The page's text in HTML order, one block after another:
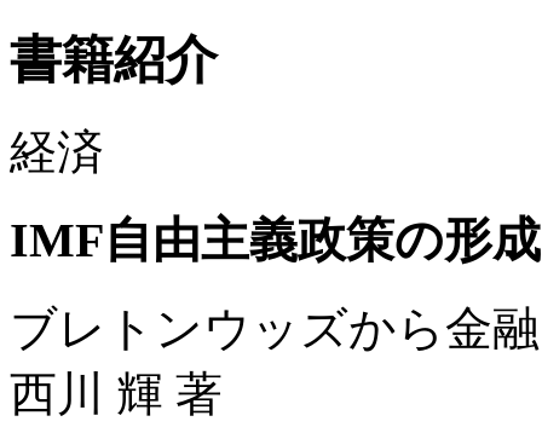
書籍紹介
経済
IMF自由主義政策の形成
ブレトンウッズから金
西川 輝 著